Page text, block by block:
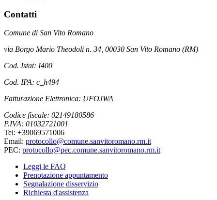
Contatti
Comune di San Vito Romano
via Borgo Mario Theodoli n. 34, 00030 San Vito Romano (RM)
Cod. Istat: I400
Cod. IPA: c_h494
Fatturazione Elettronica: UFOJWA
Codice fiscale: 02149180586
P.IVA: 01032721001
Tel: +39069571006
Email: protocollo@comune.sanvitoromano.rm.it
PEC: protocollo@pec.comune.sanvitoromano.rm.it
Leggi le FAQ
Prenotazione appuntamento
Segnalazione disservizio
Richiesta d'assistenza